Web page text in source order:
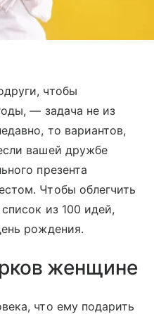
чтобы
— задача не из
то вариантов,
вашей дружбе
презента
Чтобы облегчить
из 100 идей,
рождения.
женщине
что ему подарить